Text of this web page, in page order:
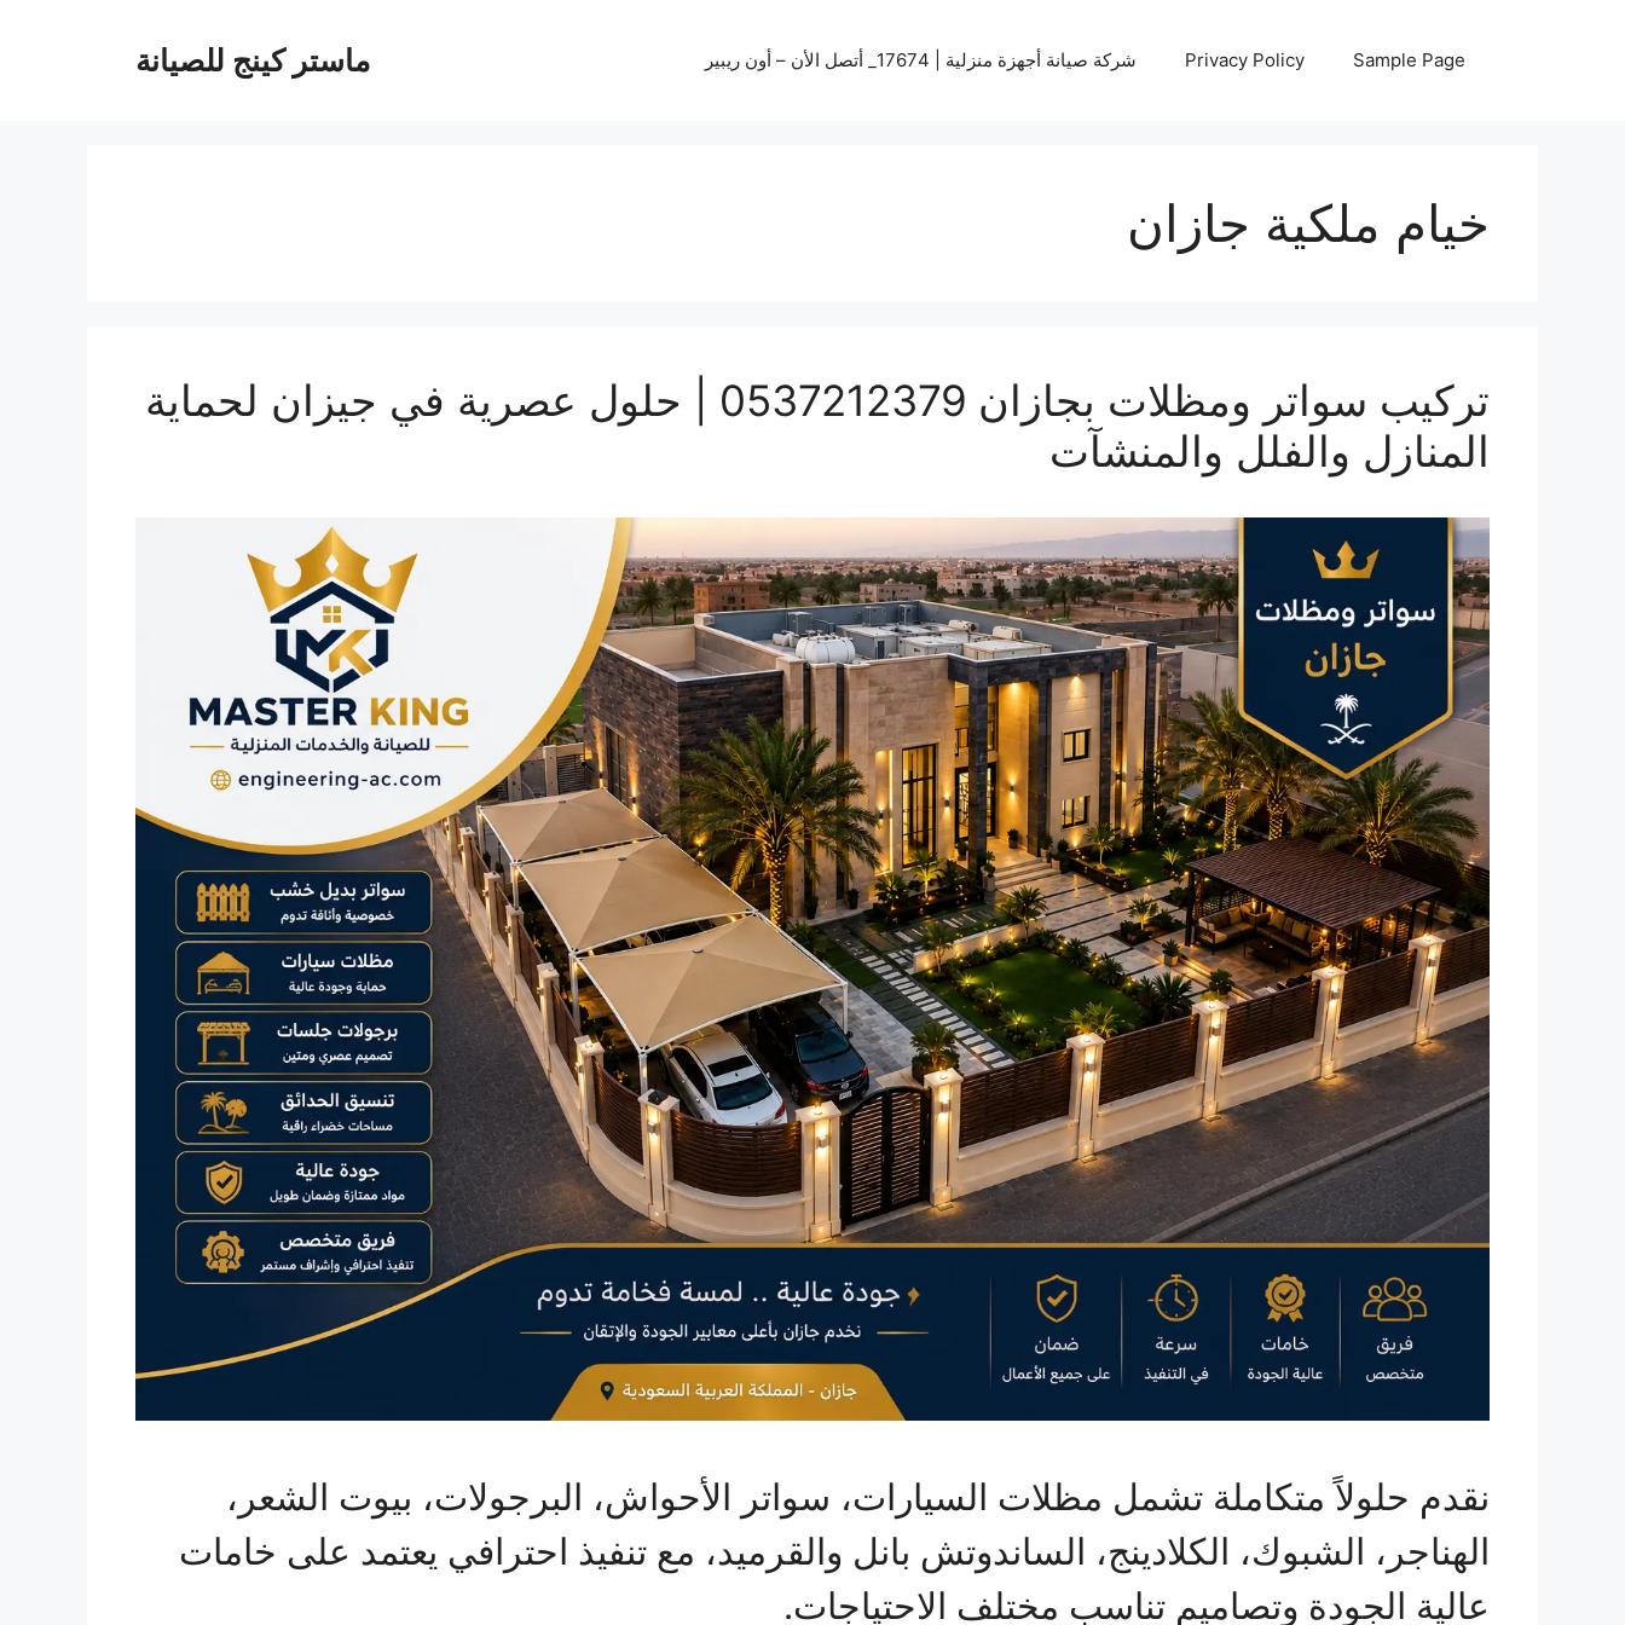
ماستر كينج للصيانة Sample Page
Privacy Policy شركة صيانة أجهزة منزلية | 17674_ أتصل الأن – أون ريبير
خيام ملكية جازان
تركيب سواتر ومظلات بجازان 0537212379 | حلول عصرية في جيزان لحماية
المنازل والفلل والمنشآت
نقدم حلولاً متكاملة تشمل مظلات السيارات، سواتر الأحواش، البرجولات، بيوت الشعر،
الهناجر، الشبوك، الكلادينج، الساندوتش بانل والقرميد، مع تنفيذ احترافي يعتمد على خامات
عالية الجودة وتصاميم تناسب مختلف الاحتياجات.